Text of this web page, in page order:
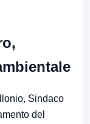
Sindaco
del